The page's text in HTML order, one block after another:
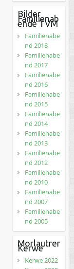
Bilder
Familienab
ende TVM
Familienabe
nd 2018
Familienabe
nd 2017
Familienabe
nd 2016
Familienabe
nd 2015
Familienabe
nd 2014
Familienabe
nd 2013
Familienabe
nd 2012
Familienabe
nd 2010
Familienabe
nd 2007
Familienabe
nd 2005
Morlautrer
Kerwe
Kerwe 2022